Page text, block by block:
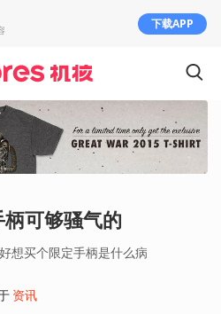
柄可够骚气的
想买个限定手柄是什么病
资讯
下载APP